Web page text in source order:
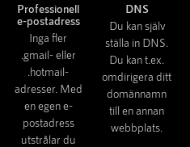
Professionell
e-postadress
Inga fler
.gmail- eller
.hotmail-
adresser. Med
en egen e-
postadress
utstrålar du
DNS
Du kan själv
ställa in DNS.
Du kan t.ex.
omdirigera ditt
domännamn
till en annan
webbplats.